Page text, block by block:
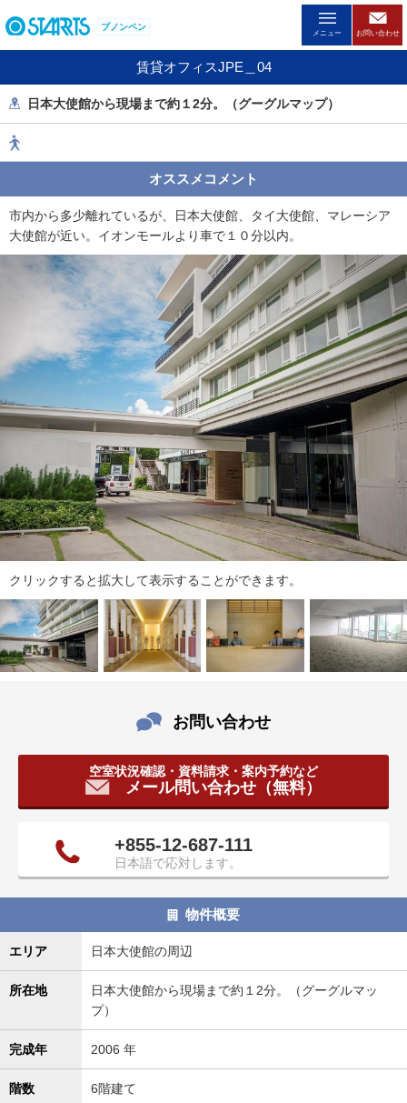
ー
ジ
移
す
め
の
ヘ
ダ
情
に
移
動
し
。
本
文
に
移
動
し
ま
す
プノンペン
メニュー お問い合わせ
賃貸オフィスJPE＿04
日本大使館から現場まで約１2分。（グーグルマップ）
オススメコメント
市内から多少離れているが、日本大使館、タイ大使館、マレーシア
大使館が近い。イオンモールより車で１０分以内。
クリックすると拡大して表示することができます。
お問い合わせ
空室状況確認・資料請求・案内予約など
メール問い合わせ（無料）
+855-12-687-111
日本語で応対します。
物件概要
エリア 日本大使館の周辺
所在地
日本大使館から現場まで約１2分。（グーグルマッ
プ）
完成年 2006 年
階数 6階建て